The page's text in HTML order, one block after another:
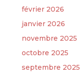
février 2026
janvier 2026
novembre 2025
octobre 2025
septembre 2025